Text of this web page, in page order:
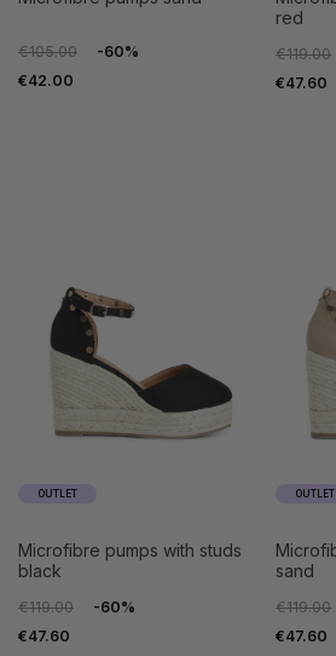
€105.00
-60%
€42.00
red
€119.00
€47.60
OUTLET
microfibre pumps with studs
black
€119.00
-60%
€47.60
OUTLET
microfibre pumps with studs
sand
€119.00
€47.60